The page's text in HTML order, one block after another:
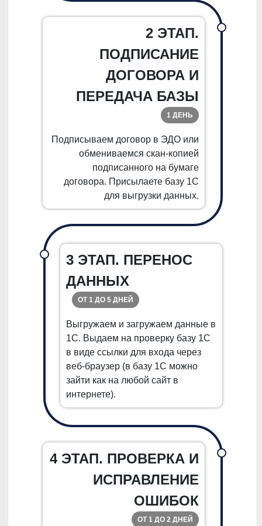
2 ЭТАП.
ПОДПИСАНИЕ
ДОГОВОРА И
ПЕРЕДАЧА БАЗЫ
1 ДЕНЬ
Подписываем договор в ЭДО или
обмениваемся скан-копией
подписанного на бумаге
договора. Присылаете базу 1С
для выгрузки данных.
3 ЭТАП. ПЕРЕНОС
ДАННЫХ
ОТ 1 ДО 5 ДНЕЙ
Выгружаем и загружаем данные в
1С. Выдаем на проверку базу 1С
в виде ссылки для входа через
веб-браузер (в базу 1С можно
зайти как на любой сайт в
интернете).
4 ЭТАП. ПРОВЕРКА И
ИСПРАВЛЕНИЕ
ОШИБОК
ОТ 1 ДО 2 ДНЕЙ